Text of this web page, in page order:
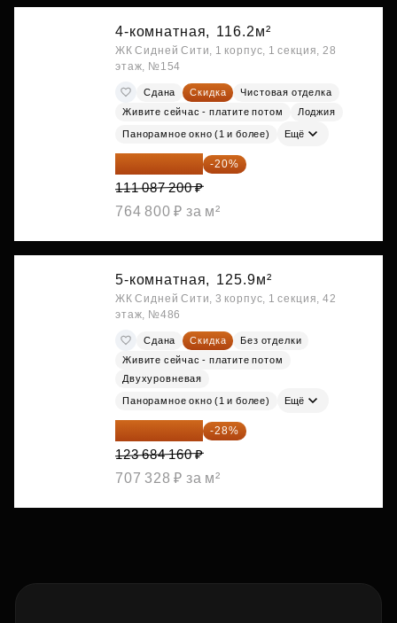
4-комнатная, 116.2м²
ЖК Сидней Сити, 1 корпус, 1 секция, 28
этаж, №154
Сдана Скидка
Чистовая отделка
Живите сейчас - платите потом
Лоджия
Панорамное окно (1 и более) Ещё
88 869 760 ₽ -20%
111 087 200 ₽
764 800 ₽ за м²
5-комнатная, 125.9м²
ЖК Сидней Сити, 3 корпус, 1 секция, 42
этаж, №486
Сдана Скидка
Без отделки
Живите сейчас - платите потом
Двухуровневая
Панорамное окно (1 и более) Ещё
89 052 595 ₽ -28%
123 684 160 ₽
707 328 ₽ за м²